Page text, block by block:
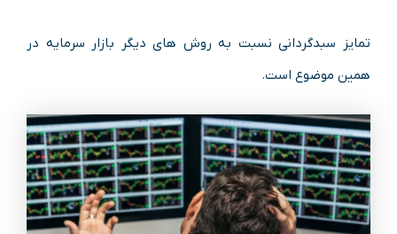
تمایز سبدگردانی نسبت به روش های دیگر بازار سرمایه در
همین موضوع است.